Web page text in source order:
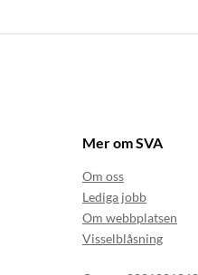
Mer om SVA
Om oss
Lediga jobb
Om webbplatsen
Visselblåsning